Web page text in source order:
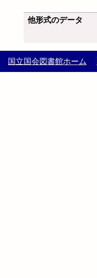
他形式のデータ
国立国会図書館ホーム